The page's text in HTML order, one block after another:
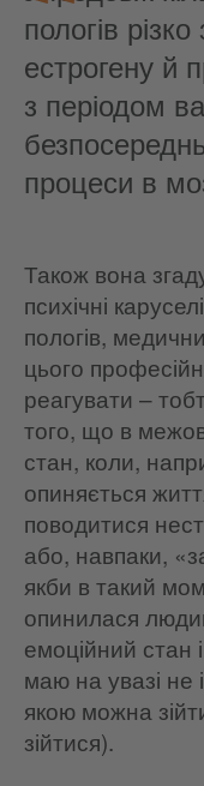
пологів
естрогену й
з періодом
процеси в
Також вона
психічні
пологів,
цього
реагувати –
того, що в
стан, коли,
опиняється
поводитися
або, навпаки,
якби в такий
опинилася
емоційний стан
маю на увазі не
якою можна
зійтися).